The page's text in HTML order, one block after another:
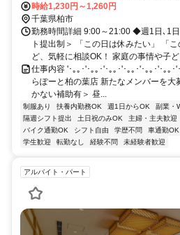
時給1,230円～1,260円
千葉県柏市
勤務時間詳細 9:00～21:00 ◆週1日､1
ト提出制＞ 「この日は休みたい」 「
ど、気軽に相談OK！ 家庭の事情や子ど
仕事内容 '･｡｡･'･｡｡･'･｡｡･'･｡｡･'･｡｡･'･｡｡
らぽーと柏の葉店 新たなメンバーを大
かない補助有＞ 昼...
制服あり 扶養内勤務OK 週1日からOK 副業・
隔週シフト提出
土日祝のみOK 主婦・主夫歓迎
バイク通勤OK
シフト自由 学歴不問 車通勤OK
学生歓迎
転勤なし 経験不問 未経験者歓迎
アルバイト・パート